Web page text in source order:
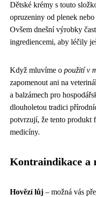
Dětské krémy s touto
opruzeniny od plenek
Ovšem dnešní výrobky
ingrediencemi, aby léčily
Když mluvíme o použití v
zapomenout ani na
a balzámech pro
dlouholetou tradici
potvrzují, že tento produkt
medicíny.
Kontraindikace a
Hovězí lůj – možná vás